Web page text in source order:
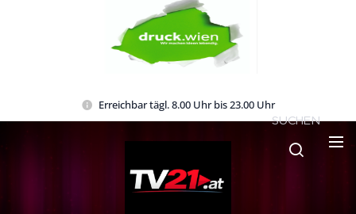
Erreichbar tägl. 8.00 Uhr bis 23.00 Uhr
SUCHEN